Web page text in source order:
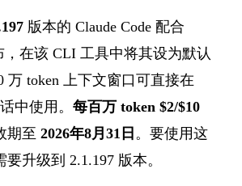
版本的 Claude Code 配合
，在该 CLI 工具中将其设为默认
万 token 上下文窗口可直接在
中使用。 每百万 token $2/$10
期至 2026年8月31日 。要使用这
升级到 2.1.197 版本。